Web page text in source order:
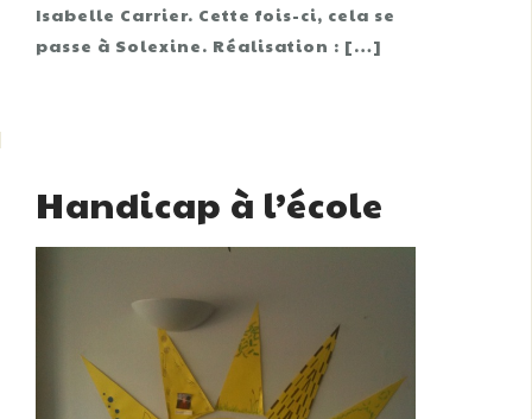
Isabelle Carrier. Cette fois-ci, cela se
passe à Solexine. Réalisation : […]
Handicap à l’école